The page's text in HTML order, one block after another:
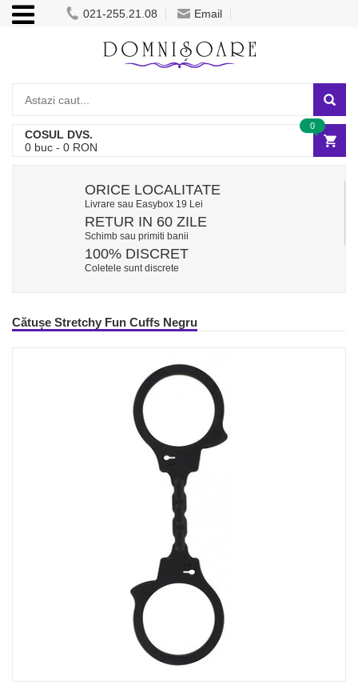
021-255.21.08 Email
COSUL DVS.
0 buc - 0 RON
0
ORICE LOCALITATE
Livrare sau Easybox 19 Lei
RETUR IN 60 ZILE
Schimb sau primiti banii
100% DISCRET
Coletele sunt discrete
Cătușe Stretchy Fun Cuffs Negru